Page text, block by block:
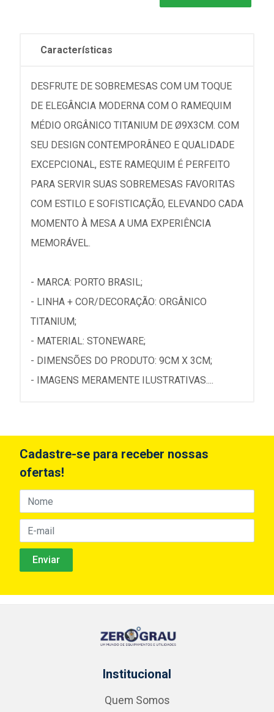
Características
DESFRUTE DE SOBREMESAS COM UM TOQUE
DE ELEGÂNCIA MODERNA COM O RAMEQUIM
MÉDIO ORGÂNICO TITANIUM DE Ø9X3CM. COM
SEU DESIGN CONTEMPORÂNEO E QUALIDADE
EXCEPCIONAL, ESTE RAMEQUIM É PERFEITO
PARA SERVIR SUAS SOBREMESAS FAVORITAS
COM ESTILO E SOFISTICAÇÃO, ELEVANDO CADA
MOMENTO À MESA A UMA EXPERIÊNCIA
MEMORÁVEL.
- MARCA: PORTO BRASIL;
- LINHA + COR/DECORAÇÃO: ORGÂNICO
TITANIUM;
- MATERIAL: STONEWARE;
- DIMENSÕES DO PRODUTO: 9CM X 3CM;
- IMAGENS MERAMENTE ILUSTRATIVAS....
Cadastre-se para receber nossas
ofertas!
Institucional
Quem Somos